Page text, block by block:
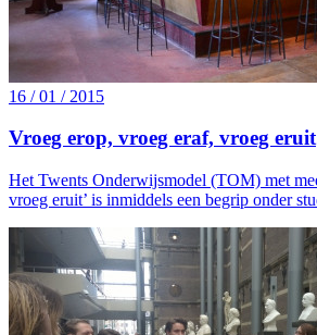
16 / 01 / 2015
Vroeg erop, vroeg eraf, vroeg eruit
Het Twents Onderwijsmodel (TOM) met
vroeg eruit’ is inmiddels een begrip onder